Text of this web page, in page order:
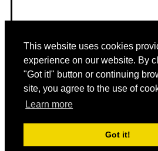
This website uses cookies
experience on our website. By
"Got it!" button or continuing
site, you agree to the use of
Learn more
Got it!
Haftungsausschluss: Die Informationen auf dieser
für nur Ihre Referenz.Triptimeto.com haftet nicht für